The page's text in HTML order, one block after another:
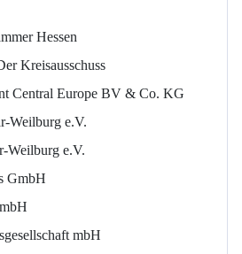
Hessen
Kreisausschuss
Central Europe BV & Co. KG
Weilburg e.V.
Weilburg e.V.
GmbH
mbH